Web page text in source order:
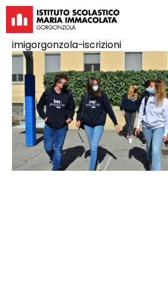
imigorgonzola-iscrizioni